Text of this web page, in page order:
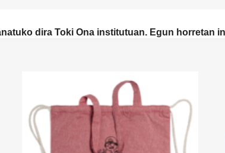
dira Toki Ona institutuan. Egun